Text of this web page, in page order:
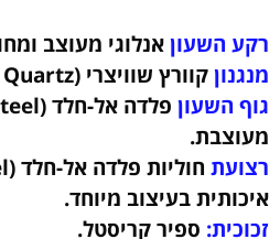
רקע השעוןאנלוגי מעוצב
מנגנוןקוורץ שוויצרי (Swiss Quartz) איכותי.
גוף השעוןפלדה אל-חלד (Stainless Steel)
מעוצבת.
רצועת
איכותיתבעיצוב מיוחד.
זכוכית:ספיר קריסטל.